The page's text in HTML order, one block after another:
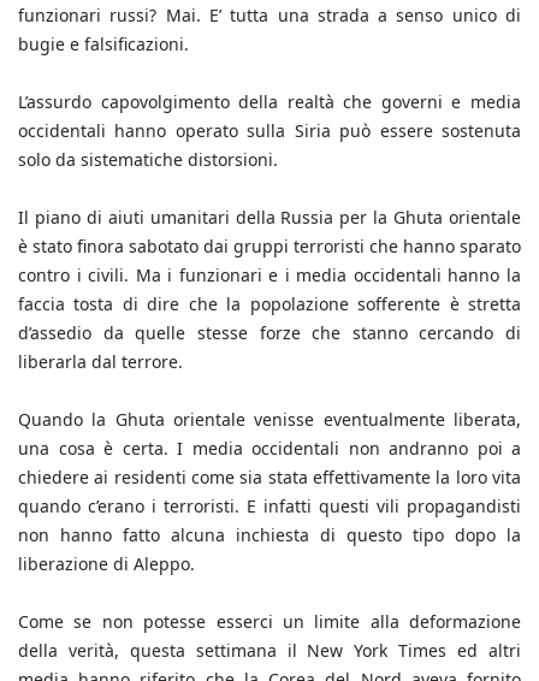
funzionari russi? Mai. E’ tutta una strada a senso unico di
bugie e falsificazioni.
L’assurdo capovolgimento della realtà che governi e media
occidentali hanno operato sulla Siria può essere sostenuta
solo da sistematiche distorsioni.
Il piano di aiuti umanitari della Russia per la Ghuta orientale
è stato finora sabotato dai gruppi terroristi che hanno sparato
contro i civili. Ma i funzionari e i media occidentali hanno la
faccia tosta di dire che la popolazione sofferente è stretta
d’assedio da quelle stesse forze che stanno cercando di
liberarla dal terrore.
Quando la Ghuta orientale venisse eventualmente liberata,
una cosa è certa. I media occidentali non andranno poi a
chiedere ai residenti come sia stata effettivamente la loro vita
quando c’erano i terroristi. E infatti questi vili propagandisti
non hanno fatto alcuna inchiesta di questo tipo dopo la
liberazione di Aleppo.
Come se non potesse esserci un limite alla deformazione
della verità, questa settimana il New York Times ed altri